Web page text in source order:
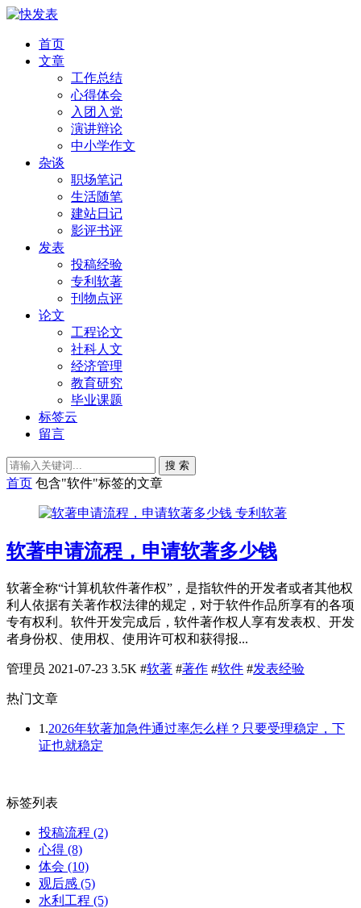
首页
文章
工作总结
心得体会
入团入党
演讲辩论
中小学作文
杂谈
职场笔记
生活随笔
建站日记
影评书评
发表
投稿经验
专利软著
刊物点评
论文
工程论文
社科人文
经济管理
教育研究
毕业课题
标签云
留言
搜 索
首页 包含"软件"标签的文章
专利软著
软著申请流程，申请软著多少钱
软著全称“计算机软件著作权”，是指软件的开发者或者其他权
利人依据有关著作权法律的规定，对于软件作品所享有的各项
专有权利。软件开发完成后，软件著作权人享有发表权、开发
者身份权、使用权、使用许可权和获得报...
管理员 2021-07-23 3.5K #软著 #著作 #软件 #发表经验
热门文章
1.2026年软著加急件通过率怎么样？只要受理稳定，下
证也就稳定
标签列表
投稿流程 (2)
心得 (8)
体会 (10)
观后感 (5)
水利工程 (5)